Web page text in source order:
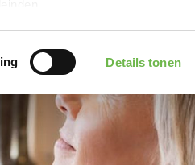
Details tonen